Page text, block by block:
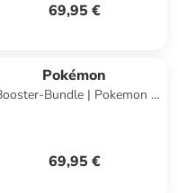
69,95 €
Pokémon
Bundle | Pokemon |
69,95 €